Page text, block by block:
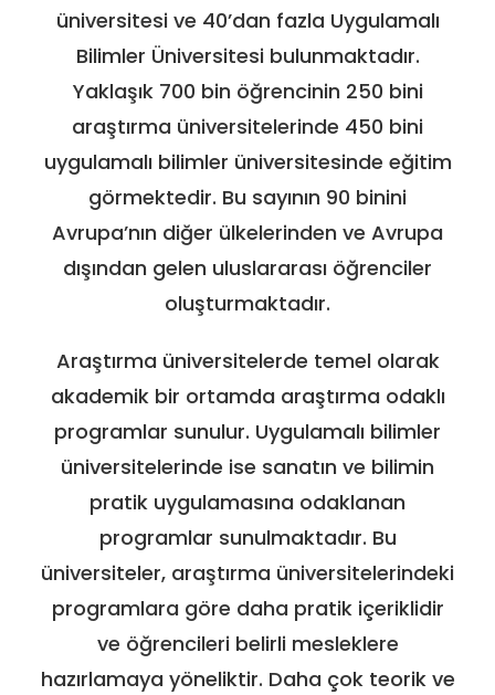
üniversitesi ve 40’dan fazla Uygulamalı
Bilimler Üniversitesi bulunmaktadır.
Yaklaşık 700 bin öğrencinin 250 bini
araştırma üniversitelerinde 450 bini
uygulamalı bilimler üniversitesinde eğitim
görmektedir. Bu sayının 90 binini
Avrupa’nın diğer ülkelerinden ve Avrupa
dışından gelen uluslararası öğrenciler
oluşturmaktadır.
Araştırma üniversitelerde temel olarak
akademik bir ortamda araştırma odaklı
programlar sunulur. Uygulamalı bilimler
üniversitelerinde ise sanatın ve bilimin
pratik uygulamasına odaklanan
programlar sunulmaktadır. Bu
üniversiteler, araştırma üniversitelerindeki
programlara göre daha pratik içeriklidir
ve öğrencileri belirli mesleklere
hazırlamaya yöneliktir. Daha çok teorik ve